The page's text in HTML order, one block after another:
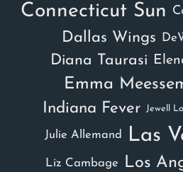
Connecticut Sun
Dallas Wings
Diana Taurasi
Emma
Indiana Fever Jewell
Julie Allemand Las
Liz Cambage Los